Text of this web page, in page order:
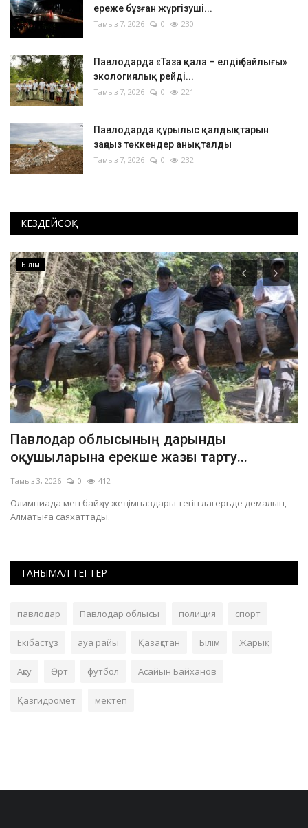
ереже бұзған жүргізуші...
Тамыз 7, 2026 0 230
Павлодарда «Таза қала – елдің байлығы»
экологиялық рейді...
Тамыз 7, 2026 0 221
Павлодарда құрылыс қалдықтарын
заңсыз төккендер анықталды
Тамыз 7, 2026 0 232
КЕЗДЕЙСОҚ
Білім
Павлодар облысының дарынды
оқушыларына ерекше жазғы тарту...
Тамыз 3, 2026 0 412
Олимпиада мен байқау жеңімпаздары тегін лагерьде демалып,
Алматыға саяхаттады.
ТАНЫМАЛ ТЕГТЕР
павлодар Павлодар облысы полиция спорт
Екібастұз ауа райы Қазақстан Білім Жарық
Ақсу Өрт футбол Асайын Байханов
Қазгидромет мектеп